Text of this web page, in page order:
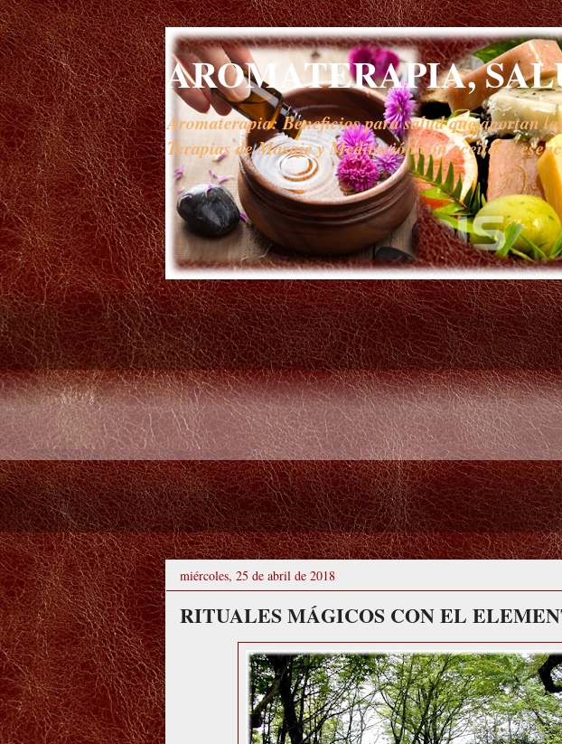
AROMATERAPIA,
Aromaterapia: Beneficios para salud que aportan
Terapias de Masaje y Meditación con aceites y
miércoles, 25 de abril de 2018
RITUALES MÁGICOS CON EL